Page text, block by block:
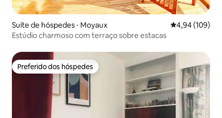
Suíte de hóspedes ⋅ Moyaux 4,94 de uma
4,94 (109)
Estúdio charmoso com terraço sobre estacas
Preferido dos hóspedes
Preferido dos hóspedes